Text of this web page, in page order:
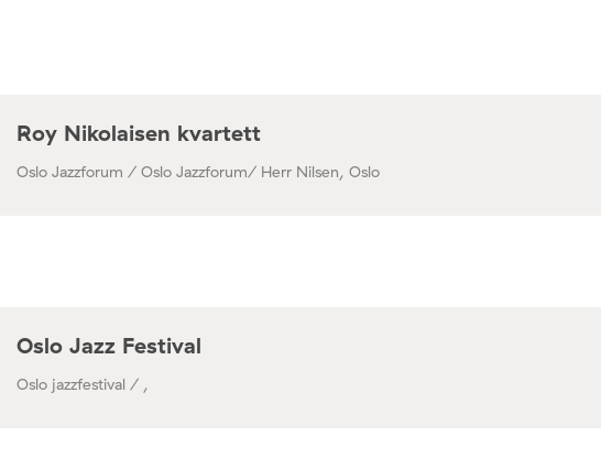
Roy Nikolaisen kvartett
Oslo Jazzforum / Oslo Jazzforum/ Herr Nilsen, Oslo
Oslo Jazz Festival
Oslo jazzfestival / ,